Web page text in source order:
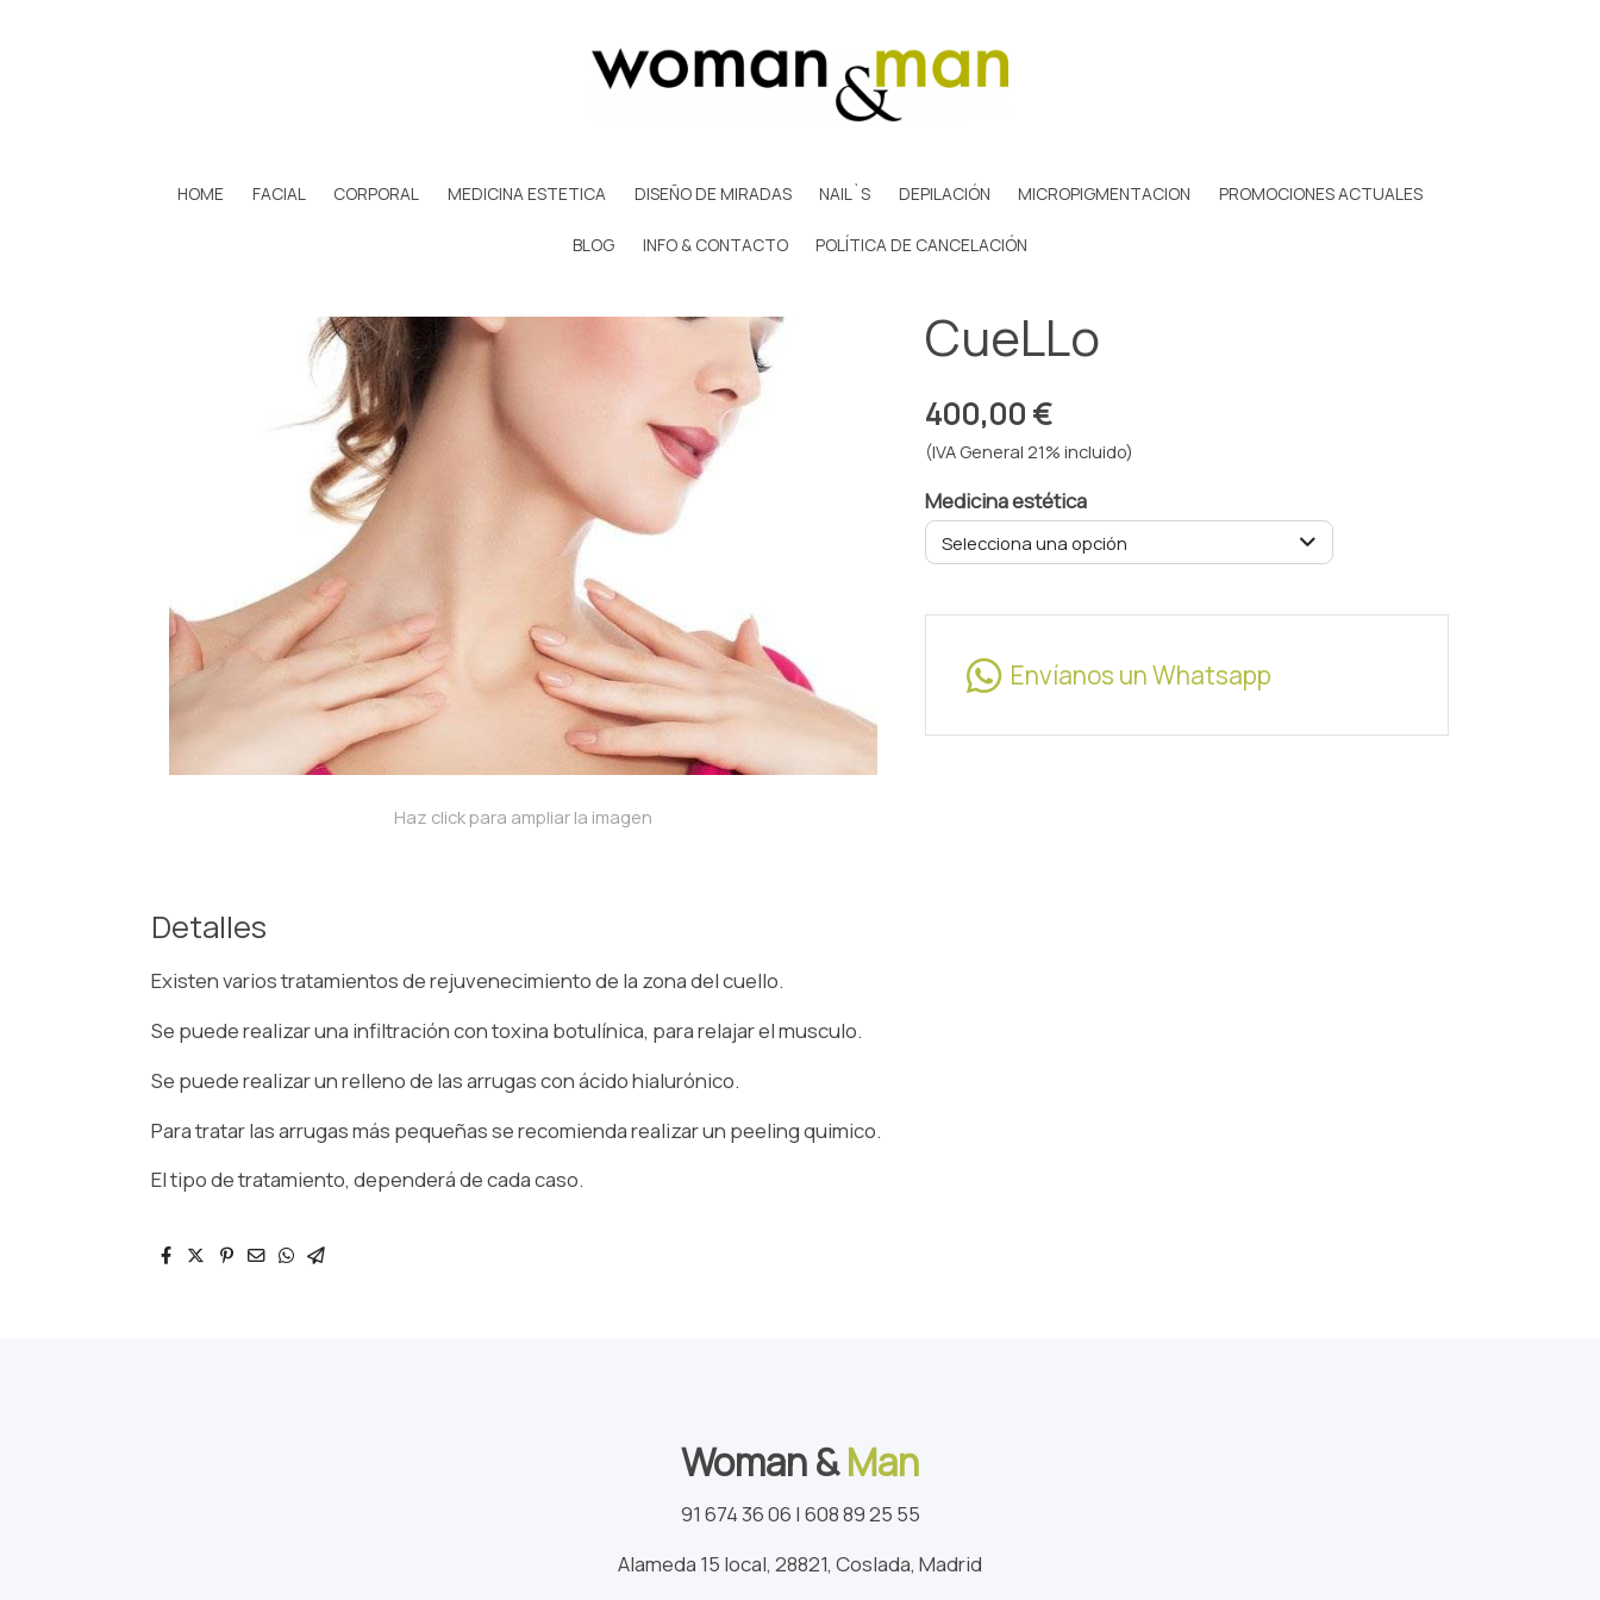
HOME FACIAL CORPORAL MEDICINA ESTETICA DISEÑO DE MIRADAS NAIL`S DEPILACIÓN MICROPIGMENTACION PROMOCIONES ACTUALES
BLOG INFO & CONTACTO POLÍTICA DE CANCELACIÓN
Haz click para ampliar la imagen
Detalles
Existen varios tratamientos de rejuvenecimiento de la zona del cuello.
Se puede realizar una infiltración con toxina botulínica, para relajar el musculo.
Se puede realizar un relleno de las arrugas con ácido hialurónico.
Para tratar las arrugas más pequeñas se recomienda realizar un peeling quimico.
El tipo de tratamiento, dependerá de cada caso.
CueLLo
400,00 €
(IVA General 21% incluido)
Medicina estética
Selecciona una opción
Envíanos un Whatsapp
Woman &Man
91 674 36 06 | 608 89 25 55
Alameda 15 local, 28821, Coslada, Madrid